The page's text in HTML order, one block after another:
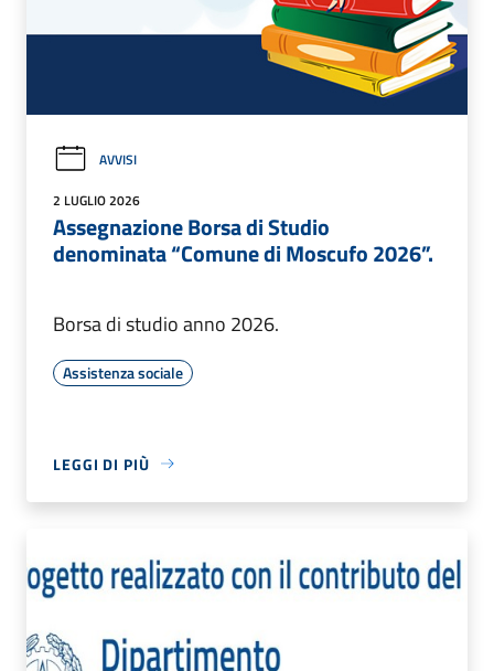
AVVISI
2 LUGLIO 2026
Assegnazione Borsa di Studio
denominata “Comune di Moscufo 2026”.
Borsa di studio anno 2026.
Assistenza sociale
LEGGI DI PIÙ